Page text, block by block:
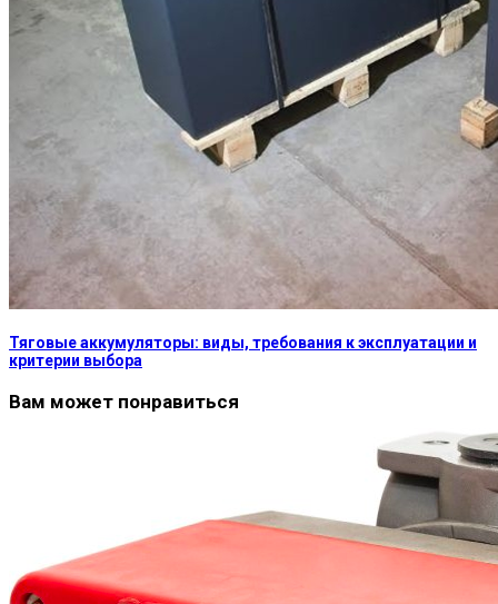
Тяговые аккумуляторы: виды, требования к эксплуатации и
критерии выбора
Вам может понравиться